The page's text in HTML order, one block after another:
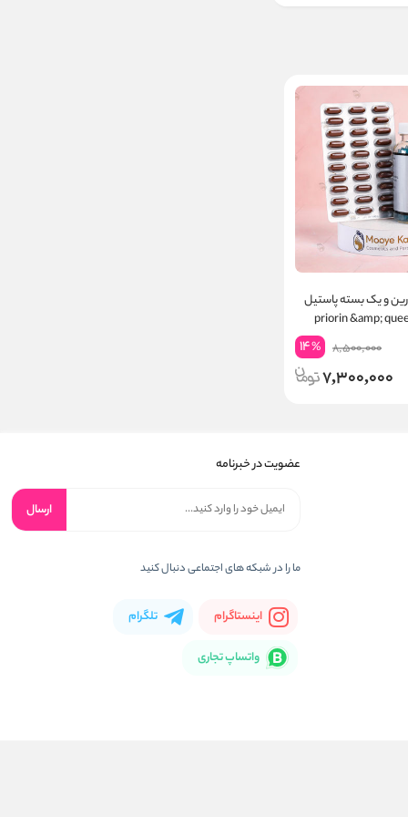
و یک بسته پاستیل
8,500,000
14%
7,300,000
عضویت در خبرنامه
ارسال
ما را در شبکه های اجتماعی دنبال کنید
اینستاگرام تلگرام
واتساپ تجاری